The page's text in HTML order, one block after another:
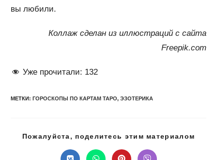
вы любили.
Коллаж сделан из иллюстраций с сайта
Freepik.com
Уже прочитали: 132
МЕТКИ:ГОРОСКОПЫ ПО КАРТАМ ТАРО, ЭЗОТЕРИКА
Пожалуйста, поделитесь этим материалом